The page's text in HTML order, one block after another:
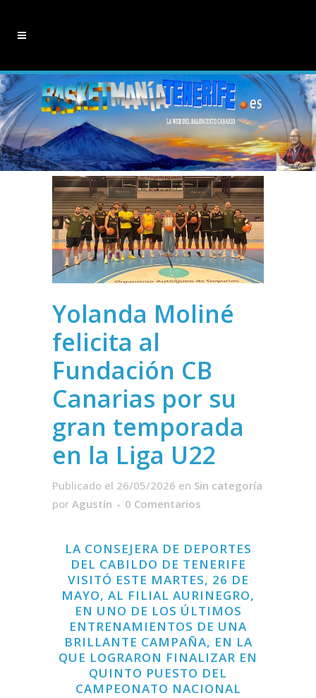
Yolanda Moliné
felicita al
Fundación CB
Canarias por su
gran temporada
en la Liga U22
Publicado el 26/05/2026 en Sin categoría
por Agustín 0 Comentarios
LA CONSEJERA DE DEPORTES
DEL CABILDO DE TENERIFE
VISITÓ ESTE MARTES, 26 DE
MAYO, AL FILIAL AURINEGRO,
EN UNO DE LOS ÚLTIMOS
ENTRENAMIENTOS DE UNA
BRILLANTE CAMPAÑA, EN LA
QUE LOGRARON FINALIZAR EN
QUINTO PUESTO DEL
CAMPEONATO NACIONAL